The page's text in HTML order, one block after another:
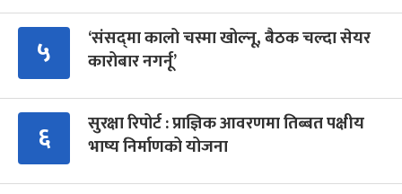
५
‘संसद्‍मा कालो चस्मा खोल्नू, बैठक चल्दा सेयर
कारोबार नगर्नू’
६
सुरक्षा रिपोर्ट : प्राज्ञिक आवरणमा तिब्बत पक्षीय
भाष्य निर्माणको योजना